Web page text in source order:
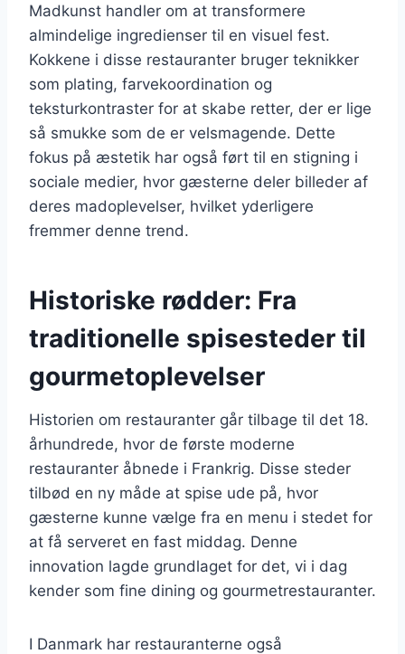
Madkunst handler om at transformere
almindelige ingredienser til en visuel fest.
Kokkene i disse restauranter bruger teknikker
som plating, farvekoordination og
teksturkontraster for at skabe retter, der er lige
så smukke som de er velsmagende. Dette
fokus på æstetik har også ført til en stigning i
sociale medier, hvor gæsterne deler billeder af
deres madoplevelser, hvilket yderligere
fremmer denne trend.
Historiske rødder: Fra
traditionelle spisesteder til
gourmetoplevelser
Historien om restauranter går tilbage til det 18.
århundrede, hvor de første moderne
restauranter åbnede i Frankrig. Disse steder
tilbød en ny måde at spise ude på, hvor
gæsterne kunne vælge fra en menu i stedet for
at få serveret en fast middag. Denne
innovation lagde grundlaget for det, vi i dag
kender som fine dining og gourmetrestauranter.
I Danmark har restauranterne også